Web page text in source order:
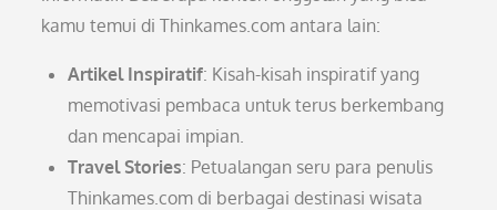
kamu temui di Thinkames.com antara lain:
Artikel Inspiratif: Kisah-kisah inspiratif yang
memotivasi pembaca untuk terus berkembang
dan mencapai impian.
Travel Stories: Petualangan seru para penulis
Thinkames.com di berbagai destinasi wisata